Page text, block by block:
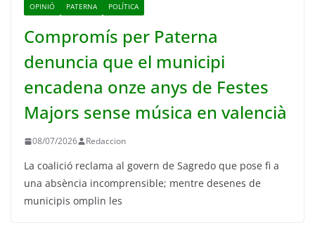
OPINIÓ
PATERNA POLÍTICA
Compromís per Paterna
denuncia que el municipi
encadena onze anys de Festes
Majors sense música en valencià
08/07/2026 Redaccion
La coalició reclama al govern de Sagredo que pose fi a
una absència incomprensible; mentre desenes de
municipis omplin les